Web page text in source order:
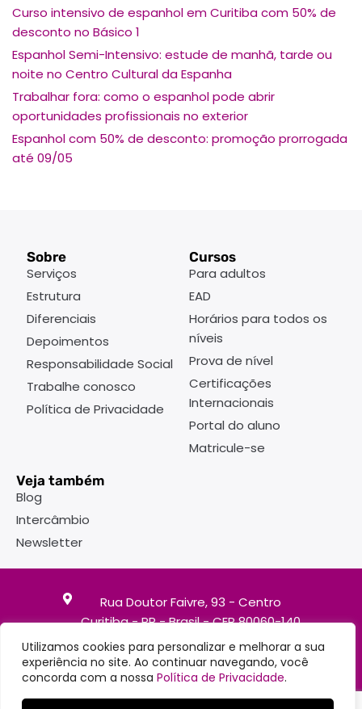
Utilizamos cookies para personalizar e melhorar a sua
experiência no site. Ao continuar navegando, você
concorda com a nossa Política de Privacidade.
Curso intensivo de espanhol em Curitiba com 50% de
desconto no Básico 1
Espanhol Semi-Intensivo: estude de manhã, tarde ou
noite no Centro Cultural da Espanha
Trabalhar fora: como o espanhol pode abrir
oportunidades profissionais no exterior
Espanhol com 50% de desconto: promoção prorrogada
até 09/05
Sobre
Serviços
Estrutura
Diferenciais
Depoimentos
Responsabilidade Social
Trabalhe conosco
Política de Privacidade
Cursos
Para adultos
EAD
Horários para todos os
níveis
Prova de nível
Certificações
Internacionais
Portal do aluno
Matricule-se
Veja também
Blog
Intercâmbio
Newsletter
Rua Doutor Faivre, 93 - Centro
Curitiba - PR - Brasil - CEP 80060-140
(41)3363-7747
(41)98504-1195